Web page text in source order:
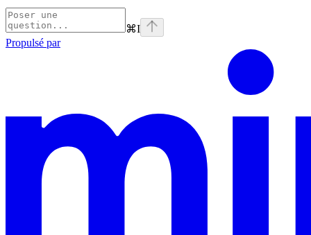
⌘I
Propulsé par